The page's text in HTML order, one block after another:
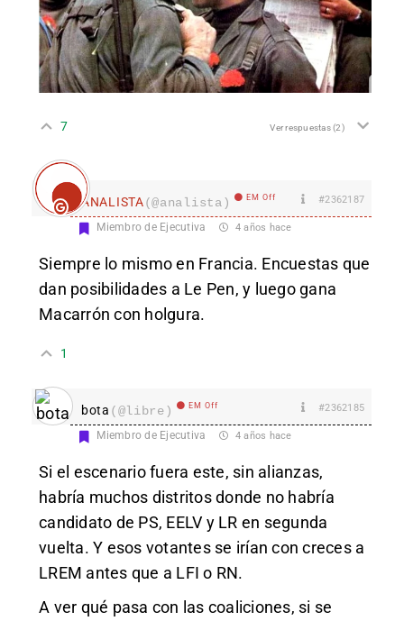
7 Ver respuestas(2)
ANALISTA(@analista) EM Off #2362187
Miembro de Ejecutiva 4 años hace
Siempre lo mismo en Francia. Encuestas que
dan posibilidades a Le Pen, y luego gana
Macarrón con holgura.
1
bota (@libre) EM Off #2362185
Miembro de Ejecutiva 4 años hace
Si el escenario fuera este, sin alianzas,
habría muchos distritos donde no habría
candidato de PS, EELV y LR en segunda
vuelta. Y esos votantes se irían con creces a
LREM antes que a LFI o RN.
A ver qué pasa con las coaliciones, si se